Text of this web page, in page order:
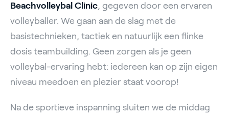
Beachvolleybal Clinic, gegeven door een ervaren
volleyballer. We gaan aan de slag met de
basistechnieken, tactiek en natuurlijk een flinke
dosis teambuilding. Geen zorgen als je geen
volleybal-ervaring hebt: iedereen kan op zijn eigen
niveau meedoen en plezier staat voorop!
Na de sportieve inspanning sluiten we de middag